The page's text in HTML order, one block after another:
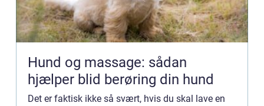
Hund og massage: sådan
hjælper blid berøring din hund
Det er faktisk ikke så svært, hvis du skal lave en